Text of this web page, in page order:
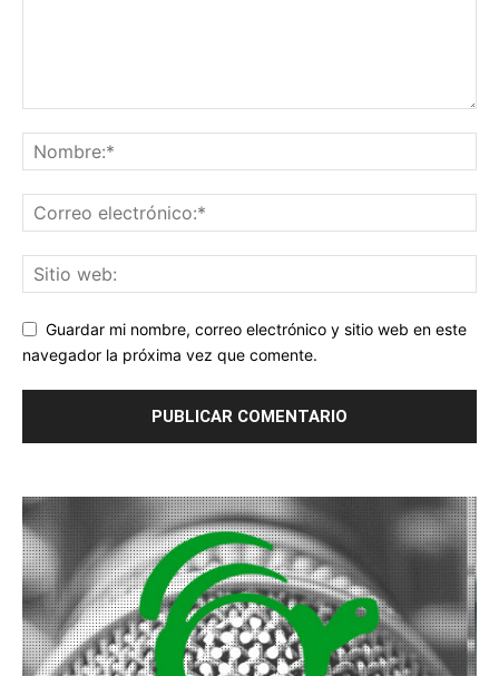
Guardar mi nombre, correo electrónico y sitio web en este
navegador la próxima vez que comente.